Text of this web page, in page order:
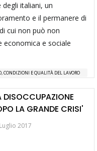
italiani, un
e il permanere di
cui non può non
economica e sociale
CONDIZIONI E QUALITÀ DEL LAVORO
DISOCCUPAZIONE
LA GRANDE CRISI'
2017